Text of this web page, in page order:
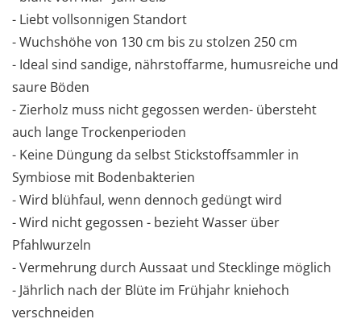
- Liebt vollsonnigen Standort
- Wuchshöhe von 130 cm bis zu stolzen 250 cm
- Ideal sind sandige, nährstoffarme, humusreiche und
saure Böden
- Zierholz muss nicht gegossen werden- übersteht
auch lange Trockenperioden
- Keine Düngung da selbst Stickstoffsammler in
Symbiose mit Bodenbakterien
- Wird blühfaul, wenn dennoch gedüngt wird
- Wird nicht gegossen - bezieht Wasser über
Pfahlwurzeln
- Vermehrung durch Aussaat und Stecklinge möglich
- Jährlich nach der Blüte im Frühjahr kniehoch
verschneiden